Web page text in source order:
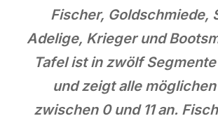
Fischer, Goldschmiede,
Adelige, Krieger und
Tafel ist in zwölf
und zeigt alle
zwischen 0 und 11 an.